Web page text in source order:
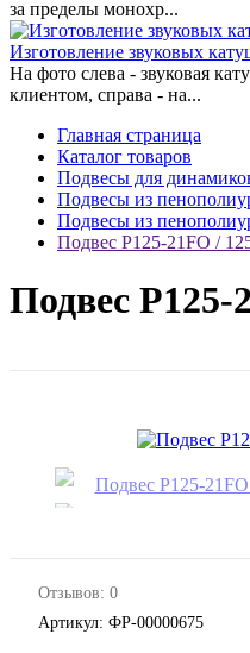
за пределы монохр...
Изготовление звуковых
На фото слева - звуковая
клиентом, справа - на...
Главная страница
Каталог товаров
Подвесы для
Подвесы из
Подвесы из
Подвес Р125-21FO /
Подвес Р125-
Отзывов: 0
Артикул: ФР-00000675